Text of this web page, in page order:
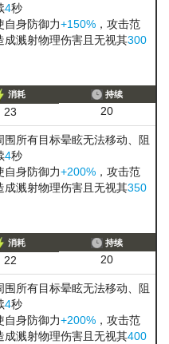
4秒
自身防御力+150% ，攻击范
成溅射物理伤害且无视其300
消耗
23
持续
20
围所有目标晕眩无法移动、阻
4秒
自身防御力+200% ，攻击范
成溅射物理伤害且无视其350
消耗
22
持续
20
围所有目标晕眩无法移动、阻
4秒
自身防御力+200% ，攻击范
成溅射物理伤害且无视其400